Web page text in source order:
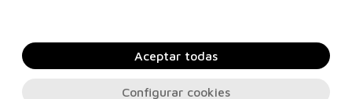
Configurar cookies
Aceptar todas